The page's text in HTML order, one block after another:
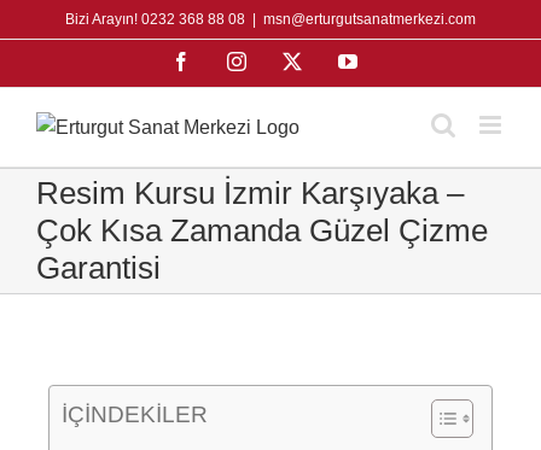
to
Bizi Arayın! 0232 368 88 08 msn@erturgutsanatmerkezi.com
FacebookInstagram YouTube
Resim Kursu İzmir Karşıyaka –
Çok Kısa Zamanda Güzel Çizme
Garantisi
İÇİNDEKİLER